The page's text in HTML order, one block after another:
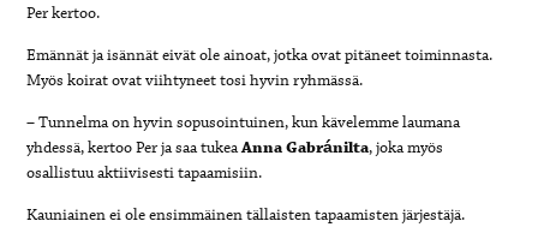
Per kertoo.
Emännät ja isännät eivät ole ainoat, jotka ovat pitäneet toiminnasta.
Myös koirat ovat viihtyneet tosi hyvin ryhmässä.
– Tunnelma on hyvin sopusointuinen, kun kävelemme laumana
yhdessä, kertoo Per ja saa tukeaAnna Gabránilta, joka myös
osallistuu aktiivisesti tapaamisiin.
Kauniainen ei ole ensimmäinen tällaisten tapaamisten järjestäjä.